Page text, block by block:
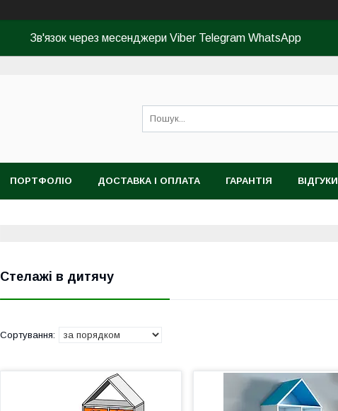
Зв'язок через месенджери Viber Telegram WhatsApp
ПОРТФОЛІО ДОСТАВКА І ОПЛАТА ГАРАНТІЯ ВІДГУКИ
Стелажі в дитячу